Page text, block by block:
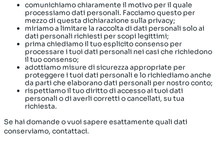
comunichiamo chiaramente il motivo per il quale
processiamo dati personali. Facciamo questo per
mezzo di questa dichiarazione sulla privacy;
miriamo a limitare la raccolta di dati personali solo ai
dati personali richiesti per scopi legittimi;
prima chiediamo il tuo esplicito consenso per
processare i tuoi dati personali nei casi che richiedono
il tuo consenso;
adottiamo misure di sicurezza appropriate per
proteggere i tuoi dati personali e lo richiediamo anche
da parti che elaborano dati personali per nostro conto;
rispettiamo il tuo diritto di accesso ai tuoi dati
personali o di averli corretti o cancellati, su tua
richiesta.
Se hai domande o vuoi sapere esattamente quali dati
conserviamo, contattaci.